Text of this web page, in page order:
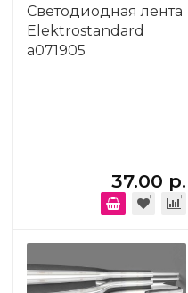
Светодиодная лента
Elektrostandard
a071905
37.00 р.